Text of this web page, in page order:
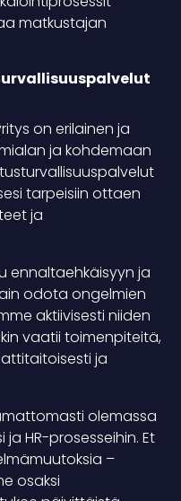
matkustajan
on erilainen ja
ja kohdemaan
tarpeisiin ottaen
ja
ennaltaehkäisyyn ja
odota ongelmien
aktiivisesti niiden
vaatii toimenpiteitä,
ja
olemassa
HR-prosesseihin. Et
–
osaksi